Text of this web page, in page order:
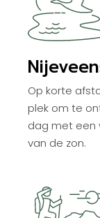
Op korte
plek om te
dag met een
van de zon.